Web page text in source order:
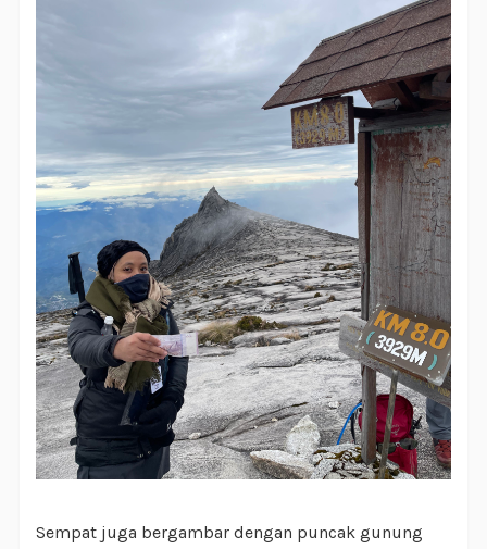
Sempat juga bergambar dengan puncak gunung